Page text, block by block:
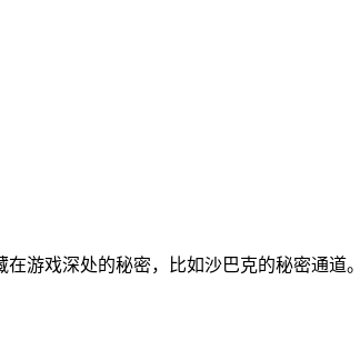
游戏深处的秘密，比如沙巴克的秘密通道